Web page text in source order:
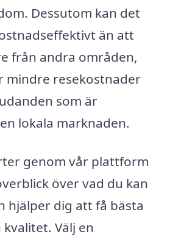
Dessutom kan det
än att
från andra områden,
mindre resekostnader
som är
lokala marknaden.
genom vår plattform
över vad du kan
hjälper dig att få bästa
Välj en